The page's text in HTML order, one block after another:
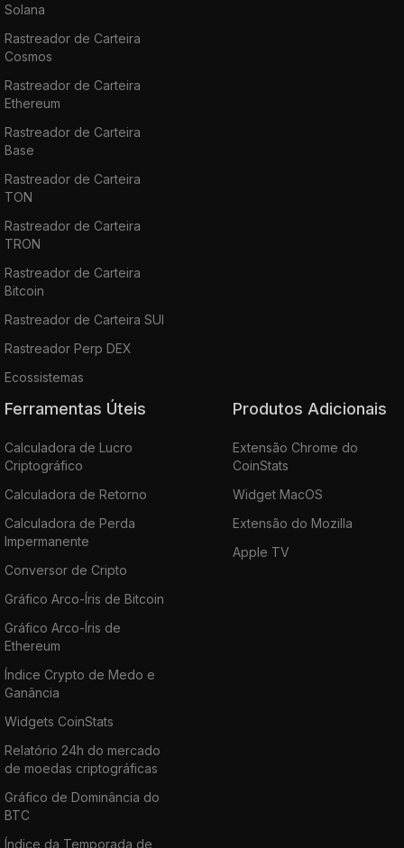
Solana
Rastreador de Carteira
Cosmos
Rastreador de Carteira
Ethereum
Rastreador de Carteira
Base
Rastreador de Carteira
TON
Rastreador de Carteira
TRON
Rastreador de Carteira
Bitcoin
Rastreador de Carteira SUI
Rastreador Perp DEX
Ecossistemas
Ferramentas Úteis
Calculadora de Lucro
Criptográfico
Calculadora de Retorno
Calculadora de Perda
Impermanente
Conversor de Cripto
Gráfico Arco-Íris de Bitcoin
Gráfico Arco-Íris de
Ethereum
Índice Crypto de Medo e
Ganância
Widgets CoinStats
Relatório 24h do mercado
de moedas criptográficas
Gráfico de Dominância do
BTC
Índice da Temporada de
Produtos Adicionais
Extensão Chrome do
CoinStats
Widget MacOS
Extensão do Mozilla
Apple TV